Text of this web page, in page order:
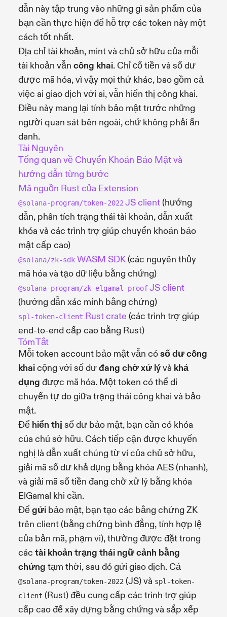
dẫn này tập trung vào những gì sản phẩm của
bạn cần thực hiện để hỗ trợ các token này một
cách tốt nhất.
Địa chỉ tài khoản, mint và chủ sở hữu của mỗi
tài khoản vẫn công khai. Chỉ сố tiền và số dư
được mã hóa, vì vậy mọi thứ khác, bao gồm cả
việc ai giao dịch với ai, vẫn hiển thị công khai.
Điều này mang lại tính bảo mật trước những
người quan sát bên ngoài, chứ không phải ẩn
danh.
Tài Nguyên
Tổng quan về Chuyển Khoản Bảo Mật và
hướng dẫn từng bước
Mã nguồn Rust của Extension
@solana-program/token-2022 JS client(hướng
dẫn, phân tích trạng thái tài khoản, dẫn xuất
khóa và các trình trợ giúp chuyển khoản bảo
mật cấp cao)
@solana/zk-sdk WASM SDK(các nguyên thủy
mã hóa và tạo dữ liệu bằng chứng)
@solana-program/zk-elgamal-proofJS client
(hướng dẫn xác minh bằng chứng)
spl-token-client Rust crate (các trình trợ giúp
end-to-end cấp cao bằng Rust)
Tóm Tắt
Mỗi token account bảo mật vẫn cósố dư công
khaicộng với số dưđang chờ xử lývà khả
dụng được mã hóa. Một token có thể di
chuyển tự do giữa trạng thái công khai và bảo
mật.
Để hiển thị số dư bảo mật, bạn cần có khóa
của chủ sở hữu. Cách tiếp cận được khuyến
nghị là dẫn xuất chúng từ ví của chủ sở hữu,
giải mã số dư khả dụng bằng khóa AES (nhanh),
và giải mã số tiền đang chờ xử lý bằng khóa
ElGamal khi cần.
Đểgửi bảo mật, bạn tạo các bằng chứng ZK
trên client (bằng chứng bình đẳng, tính hợp lệ
của bản mã, phạm vi), thường được đặt trong
các tài khoản trạng thái ngữ cảnh bằng
chứng tạm thời, sau đó gửi giao dịch. Cả
@solana-program/token-2022 (JS) và spl-token-
client (Rust) đều cung cấp các trình trợ giúp
cấp cao để xây dựng bằng chứng và sắp xếp